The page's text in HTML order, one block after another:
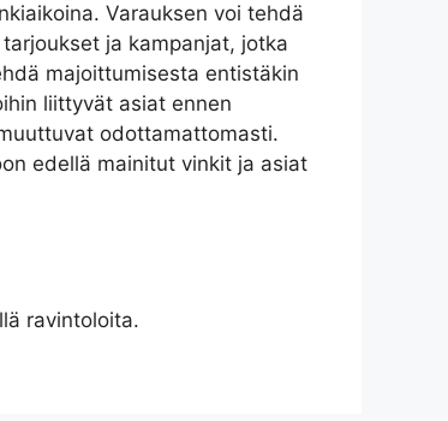
Varauksen voi tehdä
ja kampanjat, jotka
majoittumisesta entistäkin
liittyvät asiat ennen
odottamattomasti.
edellä mainitut vinkit ja asiat
ravintoloita.